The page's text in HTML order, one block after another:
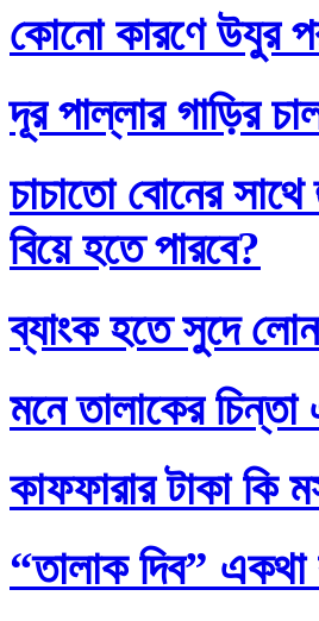
কোনো কারণে উযুর
দূর পাল্লার গাড়ির
চাচাতো বোনের
বিয়ে হতে পারবে?
ব্যাংক হতে সুদে লোন
মনে তালাকের
কাফফারার টাকা কি
“তালাক দিব” একথা